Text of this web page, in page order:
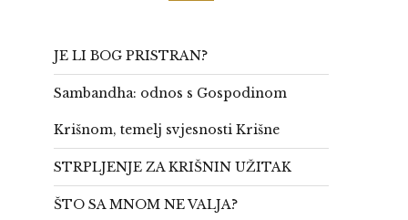
JE LI BOG PRISTRAN?
Sambandha: odnos s Gospodinom
Krišnom, temelj svjesnosti Krišne
STRPLJENJE ZA KRIŠNIN UŽITAK
ŠTO SA MNOM NE VALJA?